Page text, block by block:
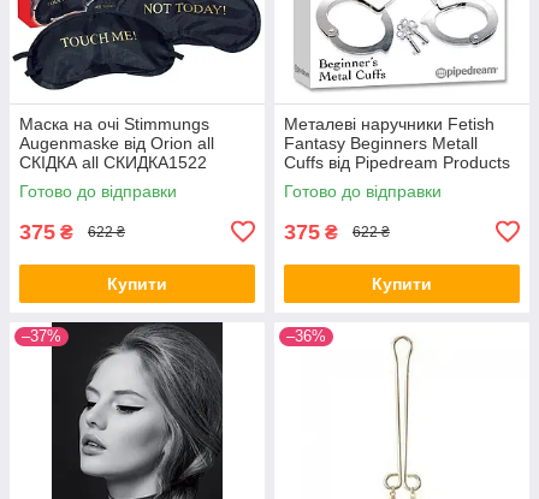
Маска на очі Stimmungs
Augenmaske від Orion all
СКІДКА all СКИДКА1522
Готово до відправки
375 ₴ 622 ₴
Купити
Металеві наручники Fetish
Fantasy Beginners Metall
Cuffs від Pipedream Products
all СКІДКА all СКИДКА1155
Готово до відправки
375 ₴ 622 ₴
Купити
–37% –36%